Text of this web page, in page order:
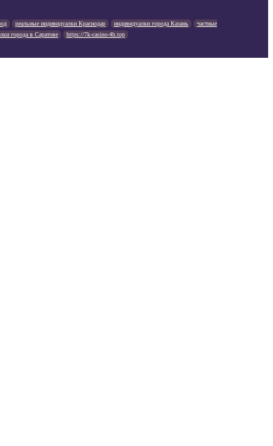
реальные индивидуалки Краснодар индивидуалки города Казань
частные
города в Саратове https://7k-casino-4h.top